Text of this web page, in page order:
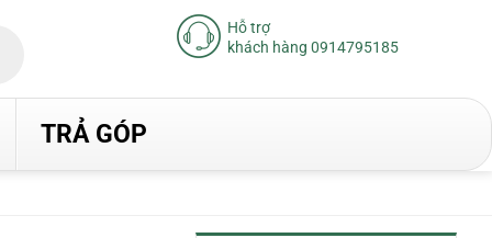
Hỗ trợ
khách hàng 0914795185
TRẢ GÓP